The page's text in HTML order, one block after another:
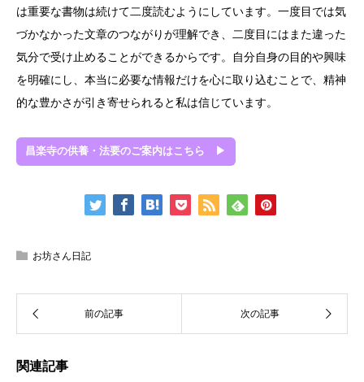
は重要な書物は続けて二度読むようにしています。一度目では気
づかなかった文章のつながりが理解でき、二度目にはまた違った
気分で受け止めることができるからです。自分自身の目的や興味
を明確にし、本当に必要な情報だけを心に取り込むことで、精神
的な豊かさが引き寄せられると私は信じています。
昌楽寺の供養・法要のご案内はこちら ▶
お坊さん日記
関連記事